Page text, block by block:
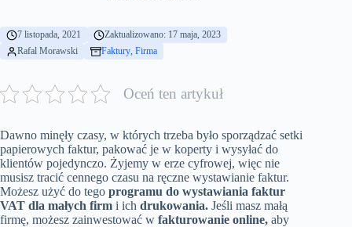
7 listopada, 2021
Zaktualizowano: 17 maja, 2023
Rafal Morawski
Faktury, Firma
Oceń ten artykuł
Dawno minęły czasy, w których trzeba było sporządzać setki
papierowych faktur, pakować je w koperty i wysyłać do
klientów pojedynczo. Żyjemy w erze cyfrowej, więc nie
musisz tracić cennego czasu na ręczne wystawianie faktur.
Możesz użyć do tego programu do wystawiania faktur
VAT dla małych firm i ich drukowania. Jeśli masz małą
firmę, możesz zainwestować w fakturowanie online, aby